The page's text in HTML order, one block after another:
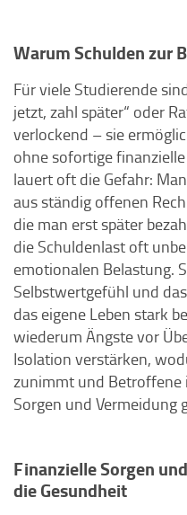
Warum Schulden zur
Für viele Studierende
jetzt, zahl später“ oder
verlockend – sie
ohne sofortige
lauert oft die Gefahr:
aus ständig offenen
die man erst später
die Schuldenlast oft
emotionalen Belastung.
Selbstwertgefühl und
das eigene Leben stark
wiederum Ängste vor
Isolation verstärken,
zunimmt und Betroffene
Sorgen und Vermeidung
Finanzielle Sorgen
die Gesundheit